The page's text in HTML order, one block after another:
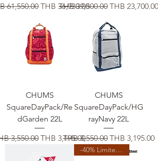
価格
61,550.00 セール価格
THB 36,930.00
通常価格
THB 39,500.00 セール価格
THB 23,700.00
CHUMS
SquareDayPack/Re
dGarden 22L
価格
3,550.00 セール価格
THB 3,195.00
CHUMS
SquareDayPack/HG
rayNavy 22L
通常価格
THB 3,550.00 セール価格
THB 3,195.00
-40% Limited Time